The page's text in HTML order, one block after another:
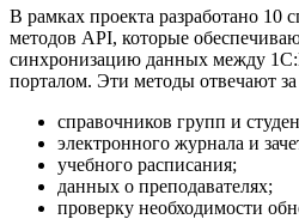
В рамках проекта разработано 10
методов API, которые
синхронизацию данных между
порталом. Эти методы отвечают
справочников групп и
электронного журнала и
учебного расписания;
данных о преподавателях;
проверку необходимости